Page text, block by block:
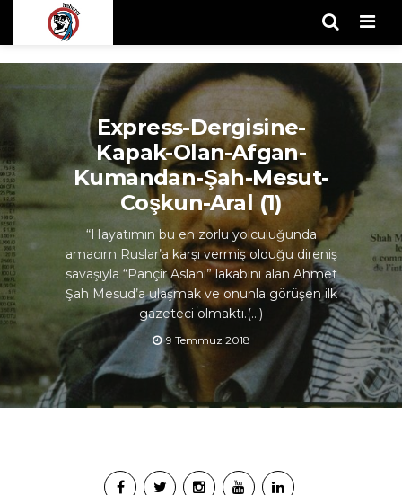
Express-Dergisine-
Kapak-Olan-Afgan-
Kumandan-Şah-Mesut-
Coşkun-Aral (1)
“Hayatımın bu en zorlu yolculuğunda
amacım Ruslar’a karşı vermiş olduğu direniş
savaşıyla “Pançir Aslanı” lakabını alan Ahmet
Şah Mesud’a ulaşmak ve onunla görüşen ilk
gazeteci olmaktı.(…)
9 Temmuz 2018